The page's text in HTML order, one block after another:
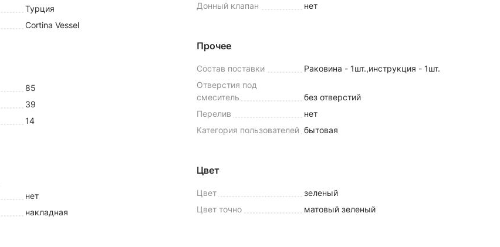
Турция
Cortina Vessel
85
39
14
нет
накладная
Донный клапан
нет
Прочее
Состав поставки
Раковина - 1шт.,инструкция - 1шт.
Отверстия под
смеситель
без отверстий
Перелив
нет
Категория пользователей бытовая
Цвет
Цвет
зеленый
Цвет точно
матовый зеленый